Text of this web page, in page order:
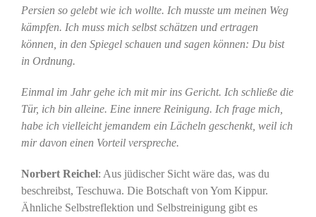
Persien so gelebt wie ich wollte. Ich musste um meinen Weg
kämpfen. Ich muss mich selbst schätzen und ertragen
können, in den Spiegel schauen und sagen können: Du bist
in Ordnung.
Einmal im Jahr gehe ich mit mir ins Gericht. Ich schließe die
Tür, ich bin alleine. Eine innere Reinigung. Ich frage mich,
habe ich vielleicht jemandem ein Lächeln geschenkt, weil ich
mir davon einen Vorteil verspreche.
Norbert Reichel: Aus jüdischer Sicht wäre das, was du
beschreibst, Teschuwa. Die Botschaft von Yom Kippur.
Ähnliche Selbstreflektion und Selbstreinigung gibt es